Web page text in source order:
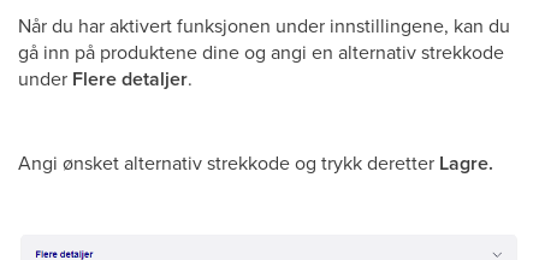
Når du har aktivert funksjonen under innstillingene, kan du
gå inn på produktene dine og angi en alternativ strekkode
under Flere detaljer.
Angi ønsket alternativ strekkode og trykk deretter Lagre.